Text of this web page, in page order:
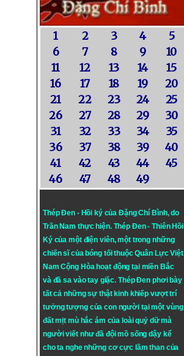
1 2 3 4
5
6
7 8 9
10
11
12 13 14
15
16
17 18 19
20
21
22 23 24
25
26
27 28 29
30
31
32 33 34
35
36
37 38 39
40
41
42 43 44
45
46
47 48 49
Thép Đen - Hồi ký của Đặng Chí Bình, do
Trần Nam thực hiện. Thép Đen- Thiên Hồi
Ký của một điện viên, một trong những
chiến sĩ của bóng tối thuộc Quân Lực Việt
Nam Cộng Hòa hoạt động tại miền Bắc
và đã sa vào tay giặc. Thép Đen phơi bày
tất cả những sự thật kinh khiếp vượt trí
tưởng tượng của con người tại một vùng
đất mịt mù hắc ám của loài quỷ dữ mà
người viết như đã đội mồ sống dậy kể
cho ta nghe những cơ cực lầm than của